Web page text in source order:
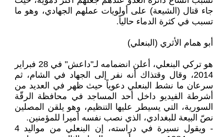
جاء قتال (الشيعة) على أولويات عملهم الجهادي، وهو ما
تسبب في كثرة الدماء حالياً.
أبو همام الأثري (البنعلي)
هو تركي البنعلي، أعلن انضمامه لـ"داعش" في 28 فبراير
2014، وقال وقتذاك أنه نفر إلى الجهاد في الشام، ثم
سرعان ما نشط البنعلي دعوياً حيث ظهر في العديد من
أشرطة الفيديو داخل أحد المساجد في محافظة الرقّة
السورية، التي يسيطر عليها التنظيم، وهو يلقن المصلين
نصّ البيعة للبغدادي، الذي نصب نفسه أميرا للمؤمنين.
- ويقول نسيرة في دراسته، إن البنعلي من مواليد 4